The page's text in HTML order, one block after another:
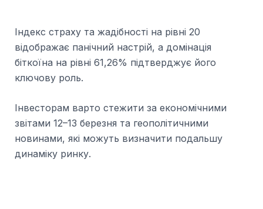
Індекс страху та жадібності на рівні 20
відображає панічний настрій, а домінація
біткоїна на рівні 61,26% підтверджує його
ключову роль.
Інвесторам варто стежити за економічними
звітами 12–13 березня та геополітичними
новинами, які можуть визначити подальшу
динаміку ринку.